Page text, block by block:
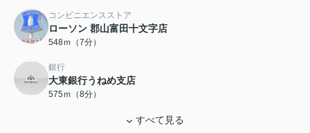
コンビニエンスストア
ローソン 郡山富田十文字店
548ｍ（7分）
銀行
大東銀行うねめ支店
575ｍ（8分）
すべて見る